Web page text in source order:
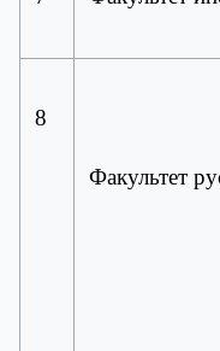
8
Факультет